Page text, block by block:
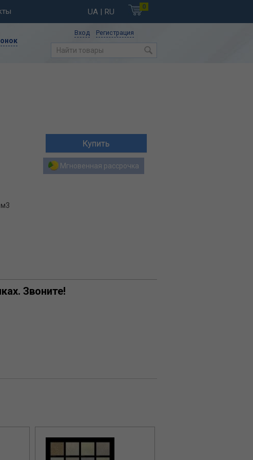
0
UA | RU
Вход Регистрация
Мгновенная рассрочка
Звоните!